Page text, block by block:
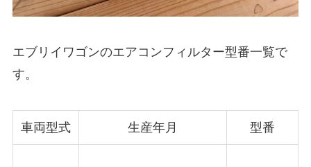
エブリイワゴンのエアコンフィルター型番一覧で
す。
車両型式 生産年月 型番